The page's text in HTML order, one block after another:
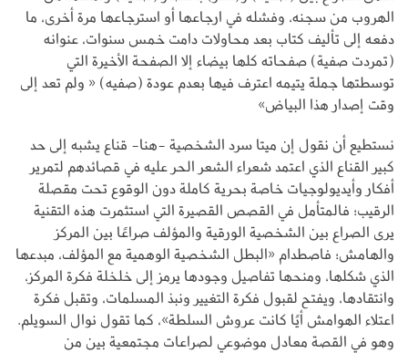
الهروب من سجنه، وفشله في ارجاعها أو استرجاعها مرة أخرى، ما
دفعه إلى تأليف كتاب بعد محاولات دامت خمس سنوات، عنوانه
(تمردت صفية) صفحاته كلها بيضاء إلا الصفحة الأخيرة التي
توسطتها جملة يتيمه اعترف فيها بعدم عودة (صفيه) « ولم تعد إلى
وقت إصدار هذا البياض»
نستطيع أن نقول إن ميتا سرد الشخصية -هنا- قناع يشبه إلى حد
كبير القناع الذي اعتمد شعراء الشعر الحر عليه في قصائدهم لتمرير
أفكار وأيديولوجيات خاصة بحرية كاملة دون الوقوع تحت مقصلة
الرقيب؛ فالمتأمل في القصص القصيرة التي استثمرت هذه التقنية
يرى الصراع بين الشخصية الورقية والمؤلف صراعًا بين المركز
والهامش؛ فاصطدام «البطل الشخصية الوهمية مع المؤلف، مبدعها
الذي شكلها، ومنحها تفاصيل وجودها يرمز إلى خلخلة فكرة المركز،
وانتقادها، ويفتح لقبول فكرة التغيير ونبذ المسلمات، وتقبل فكرة
اعتلاء الهوامش أيًا كانت عروش السلطة»، كما تقول نوال السويلم.
وهو في القصة معادل موضوعي لصراعات مجتمعية بين من